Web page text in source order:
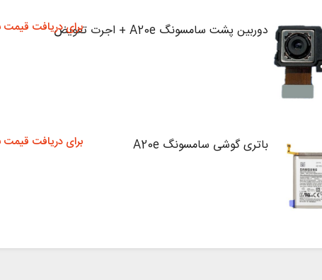
دوربین پشت سامسونگ A20e + اجرت تعویض برای دریافت
باتری گوشی سامسونگ A20e برای دریافت